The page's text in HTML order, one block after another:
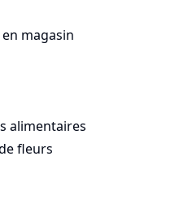
magasin
alimentaires
fleurs